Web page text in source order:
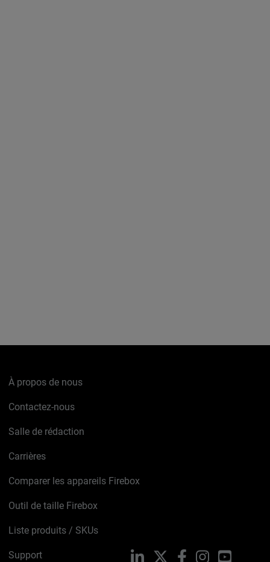
À propos de nous
Contactez-nous
Salle de rédaction
Carrières
Comparer les appareils Firebox
Outil de taille Firebox
Liste produits / SKUs
Support LinkedIn FacebookInstagramYouTube